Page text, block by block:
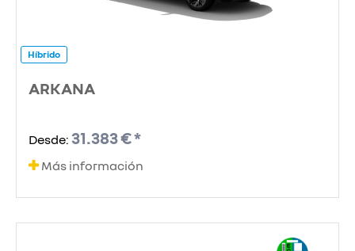
Híbrido
ARKANA
Desde: 31.383 € *
Más información